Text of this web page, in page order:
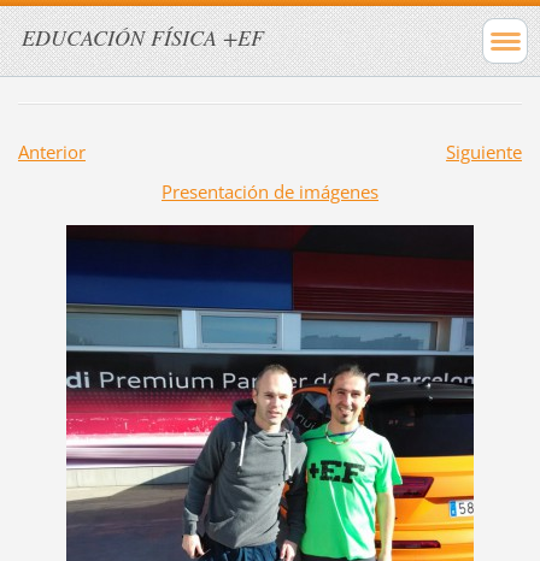
EDUCACIÓN FÍSICA +EF
Anterior
Siguiente
Presentación de imágenes